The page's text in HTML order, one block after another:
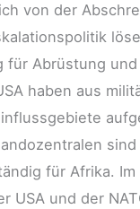
von der
für Abrüstung
haben aus
für Afrika. Im
USA und der